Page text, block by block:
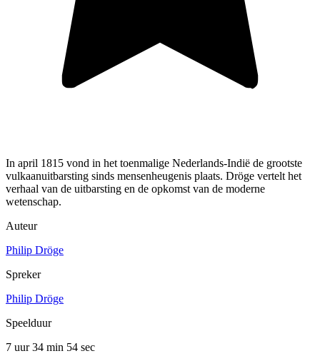
In april 1815 vond in het toenmalige Nederlands-Indië de grootste
vulkaanuitbarsting sinds mensenheugenis plaats. Dröge vertelt het
verhaal van de uitbarsting en de opkomst van de moderne
wetenschap.
Auteur
Philip Dröge
Spreker
Philip Dröge
Speelduur
7 uur 34 min 54 sec